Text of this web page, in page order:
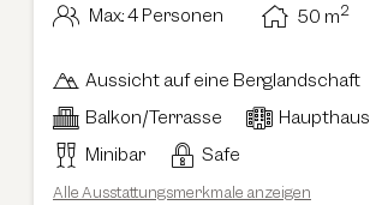
Max.: 4 Personen 50 m2
Aussicht auf eine Berglandschaft
Balkon/Terrasse
Haupthaus
Minibar
Safe
Alle Ausstattungsmerkmale anzeigen